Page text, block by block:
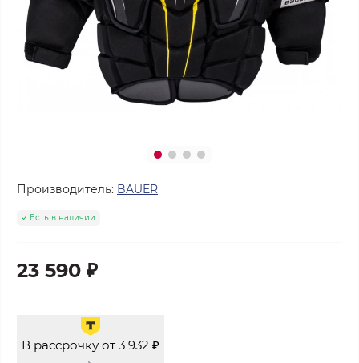
Производитель: BAUER
Есть в наличии
23 590 ₽
В рассрочку от 3 932 ₽